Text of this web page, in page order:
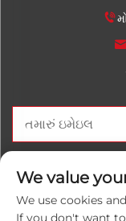
We value
We use cookies
If you don't want